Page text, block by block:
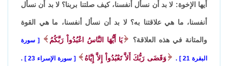
أيها الإخوة: لا بد أن نسأل أنفسنا، كيف صلتنا بربنا؟ لا بد أن نسأل
أنفسنا، ما هي علاقتنا به؟ لا بد أن نسأل أنفسنا، ما هي القوة
والمتانة في هذه العلاقة؟ يَا أَيُّهَا النَّاسُ اعْبُدُواْ رَبَّكُمُ سورة
البقرة 21 . وَقَضَى رَبُّكَ أَلاَّ تَعْبُدُواْ إِلاَّ إِيَّاهُ سورة الإسراء 23 .